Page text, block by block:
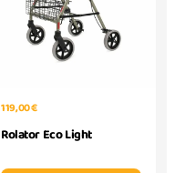
119,00 €
Rolator Eco Light